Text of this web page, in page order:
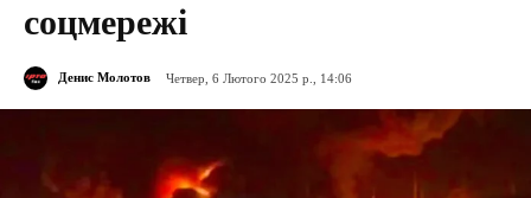
соцмережі
Денис Молотов Четвер, 6 Лютого 2025 р., 14:06